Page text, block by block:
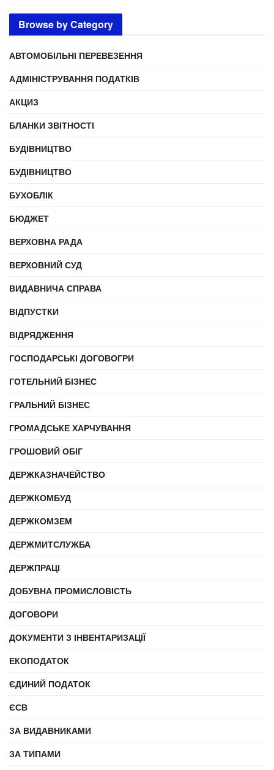
Browse by Category
АВТОМОБІЛЬНІ ПЕРЕВЕЗЕННЯ
АДМІНІСТРУВАННЯ ПОДАТКІВ
АКЦИЗ
БЛАНКИ ЗВІТНОСТІ
БУДІВНИЦТВО
БУДІВНИЦТВО
БУХОБЛІК
БЮДЖЕТ
ВЕРХОВНА РАДА
ВЕРХОВНИЙ СУД
ВИДАВНИЧА СПРАВА
ВІДПУСТКИ
ВІДРЯДЖЕННЯ
ГОСПОДАРСЬКІ ДОГОВОГРИ
ГОТЕЛЬНИЙ БІЗНЕС
ГРАЛЬНИЙ БІЗНЕС
ГРОМАДСЬКЕ ХАРЧУВАННЯ
ГРОШОВИЙ ОБІГ
ДЕРЖКАЗНАЧЕЙСТВО
ДЕРЖКОМБУД
ДЕРЖКОМЗЕМ
ДЕРЖМИТСЛУЖБА
ДЕРЖПРАЦІ
ДОБУВНА ПРОМИСЛОВІСТЬ
ДОГОВОРИ
ДОКУМЕНТИ З ІНВЕНТАРИЗАЦІЇ
ЕКОПОДАТОК
ЄДИНИЙ ПОДАТОК
ЄСВ
ЗА ВИДАВНИКАМИ
ЗА ТИПАМИ